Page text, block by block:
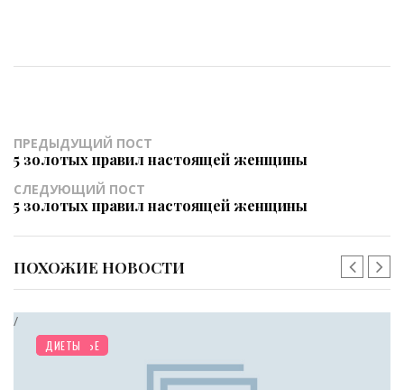
ПРЕДЫДУЩИЙ ПОСТ
5 золотых правил настоящей женщины
СЛЕДУЮЩИЙ ПОСТ
5 золотых правил настоящей женщины
ПОХОЖИЕ НОВОСТИ
ЗДОРОВЬЕ
/
ДИЕТЫ